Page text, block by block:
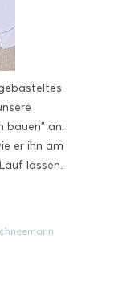
bauen" an.
er ihn am
lassen.